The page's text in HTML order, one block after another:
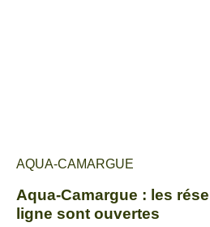
AQUA-CAMARGUE
Aqua-Camargue : les
ligne sont ouvertes